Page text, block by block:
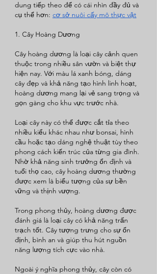
dung tiếp theo để có cái nhìn đầy đủ và
cụ thể hơn: cơ sở nuôi cấy mô thực vật
1. Cây Hoàng Dương
Cây hoàng dương là loại cây cảnh quen
thuộc trong nhiều sân vườn và biệt thự
hiện nay. Với màu lá xanh bóng, dáng
cây đẹp và khả năng tạo hình linh hoạt,
hoàng dương mang lại vẻ sang trọng và
gọn gàng cho khu vực trước nhà.
Loại cây này có thể được cắt tỉa theo
nhiều kiểu khác nhau như bonsai, hình
cầu hoặc tạo dáng nghệ thuật tùy theo
phong cách kiến trúc của từng gia đình.
Nhờ khả năng sinh trưởng ổn định và
tuổi thọ cao, cây hoàng dương thường
được xem là biểu tượng của sự bền
vững và thịnh vượng.
Trong phong thủy, hoàng dương được
đánh giá là loại cây có khả năng trấn
trạch tốt. Cây tượng trưng cho sự ổn
định, bình an và giúp thu hút nguồn
năng lượng tích cực vào nhà.
Ngoài ý nghĩa phong thủy, cây còn có